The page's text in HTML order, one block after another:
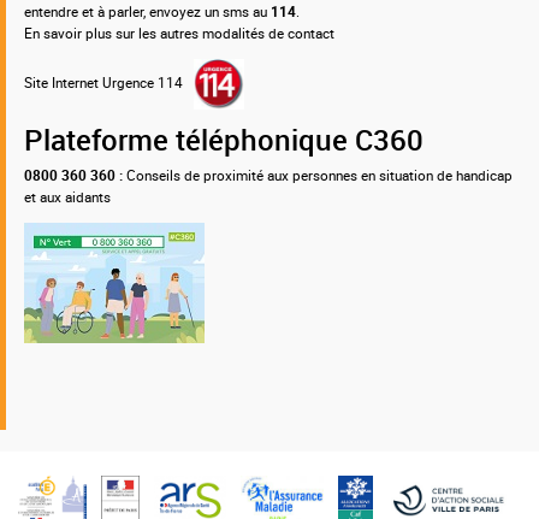
entendre et à parler, envoyez un sms au 114
En savoir plus sur les autres modalités de contact
Site Internet Urgence 114
Plateforme téléphonique C360
0800 360 360 : Conseils de proximité aux personnes en situation de handicap
et aux aidants
Nos